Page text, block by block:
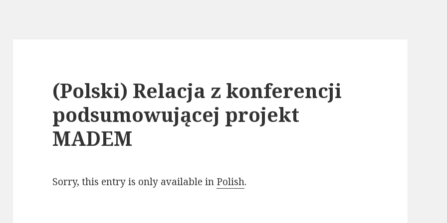
(Polski) Relacja z konferencji
podsumowującej projekt
MADEM
Sorry, this entry is only available in Polish.